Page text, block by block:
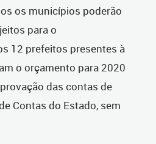
os municípios poderão
para o
12 prefeitos presentes à
o orçamento para 2020
das contas de
Contas do Estado, sem